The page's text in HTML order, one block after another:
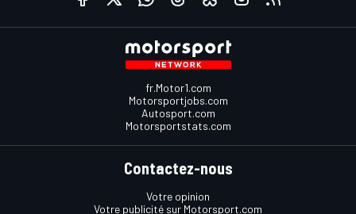
fr.Motor1.com
Motorsportjobs.com
Autosport.com
Motorsportstats.com
Contactez-nous
Votre opinion
Votre publicité sur Motorsport.com